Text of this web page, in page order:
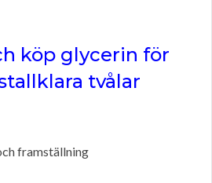
köp glycerin för
tvålar
framställning